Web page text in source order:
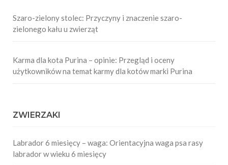
Szaro-zielony stolec: Przyczyny i znaczenie szaro-
zielonego kału u zwierząt
Karma dla kota Purina – opinie: Przegląd i oceny
użytkowników na temat karmy dla kotów marki Purina
ZWIERZAKI
Labrador 6 miesięcy – waga: Orientacyjna waga psa rasy
labrador w wieku 6 miesięcy